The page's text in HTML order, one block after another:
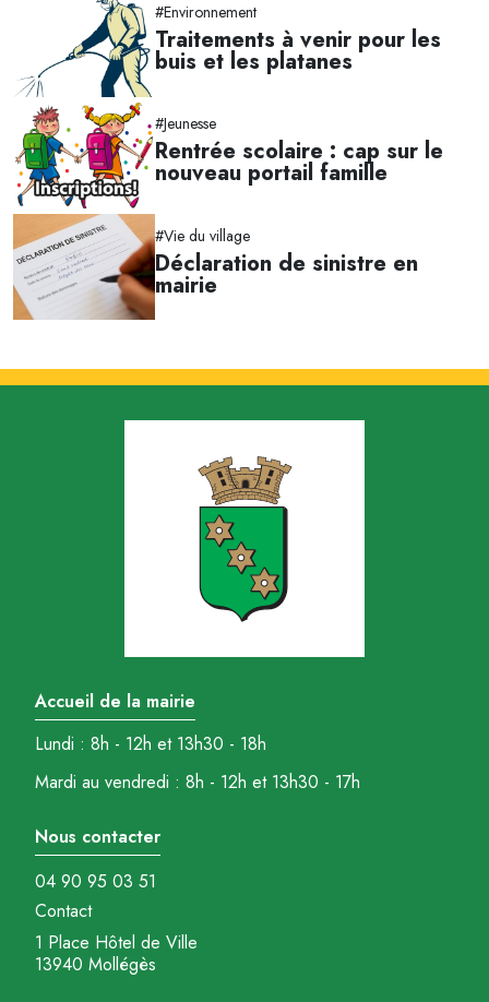
#Environnement
Traitements à venir pour les
buis et les platanes
#Jeunesse
Rentrée scolaire : cap sur le
nouveau portail famille
#Vie du village
Déclaration de sinistre en
mairie
Accueil de la mairie
Lundi : 8h - 12h et 13h30 - 18h
Mardi au vendredi : 8h - 12h et 13h30 - 17h
Nous contacter
04 90 95 03 51
Contact
1 Place Hôtel de Ville
13940 Mollégès